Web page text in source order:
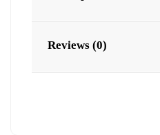
Reviews (0)